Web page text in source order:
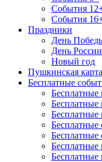
События
События
Праздники
День
День России
Новый год
Пушкинская карта
Бесплатные
Бесплатные
Бесплатные
Бесплатные
Бесплатные
Бесплатные
Бесплатные
Бесплатные